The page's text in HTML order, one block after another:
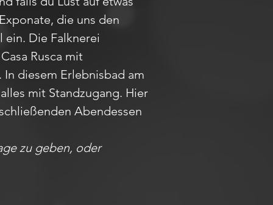
die uns den
ein. Die Falknerei
Rusca mit
diesem Erlebnisbad am
mit Standzugang. Hier
Abendessen
zu geben, oder